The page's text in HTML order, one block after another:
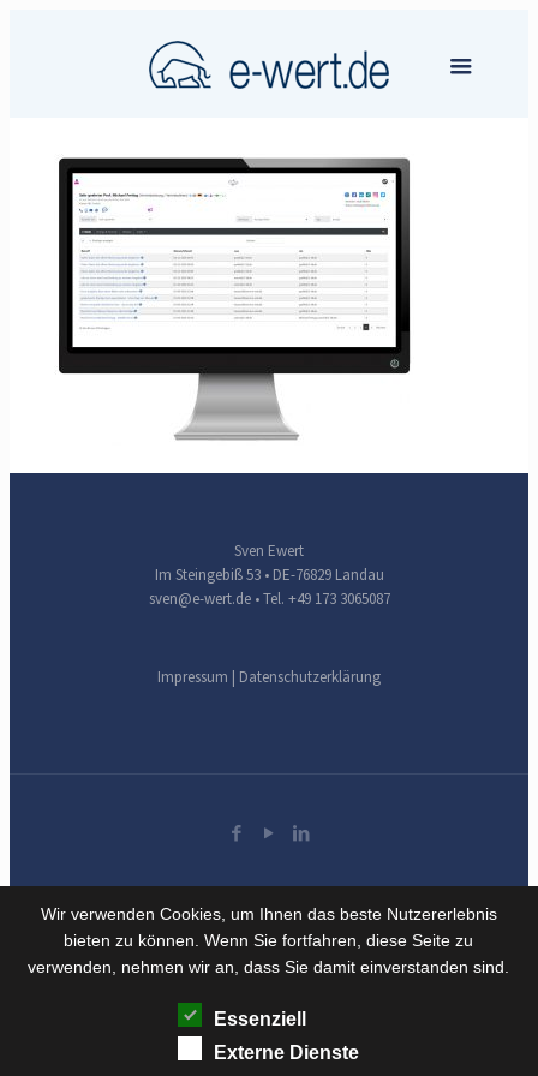
Sven Ewert
Im Steingebiß 53 • DE-76829 Landau
sven@e-wert.de• Tel. +49 173 3065087
Impressum | Datenschutzerklärung
Wir verwenden Cookies, um Ihnen das beste Nutzererlebnis
bieten zu können. Wenn Sie fortfahren, diese Seite zu
verwenden, nehmen wir an, dass Sie damit einverstanden sind.
Essenziell
Externe Dienste